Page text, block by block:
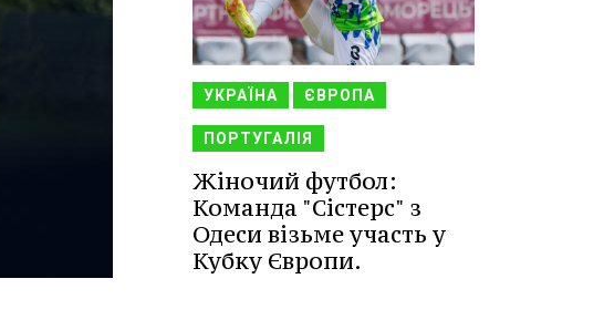
УКРАЇНА ЄВРОПА
ПОРТУГАЛІЯ
Жіночий футбол:
Команда "Сістерс" з
Одеси візьме участь у
Кубку Європи.